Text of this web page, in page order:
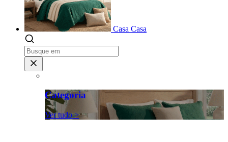
Casa Casa
Categoria
Ver tudo >